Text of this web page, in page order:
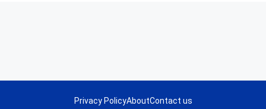
Privacy PolicyAboutContact us